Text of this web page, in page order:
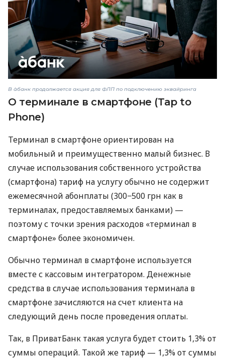
В àбанк продолжается акция для ФЛП по подключению эквайринга
О терминале в смартфоне (Tap to
Phone)
Терминал в смартфоне ориентирован на
мобильный и преимущественно малый бизнес. В
случае использования собственного устройства
(смартфона) тариф на услугу обычно не содержит
ежемесячной абонплаты (300−500 грн как в
терминалах, предоставляемых банками) —
поэтому с точки зрения расходов «терминал в
смартфоне» более экономичен.
Обычно терминал в смартфоне используется
вместе с кассовым интегратором. Денежные
средства в случае использования терминала в
смартфоне зачисляются на счет клиента на
следующий день после проведения оплаты.
Так, в ПриватБанк такая услуга будет стоить 1,3% от
суммы операций. Такой же тариф — 1,3% от суммы